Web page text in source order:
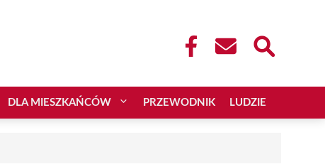
DLA MIESZKAŃCÓW PRZEWODNIK LUDZIE